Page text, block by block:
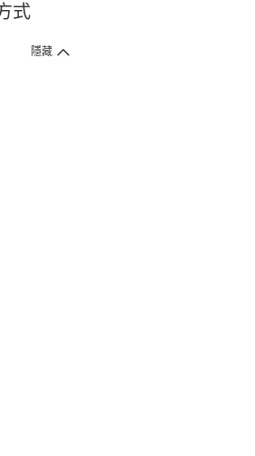
式
隱藏